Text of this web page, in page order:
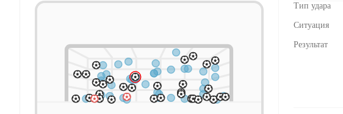
Тип удара
Ситуация
Результат